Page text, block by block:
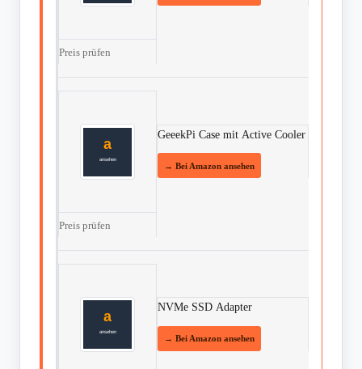
Preis prüfen
GeeekPi Case mit Active Cooler
Preis prüfen
NVMe SSD Adapter